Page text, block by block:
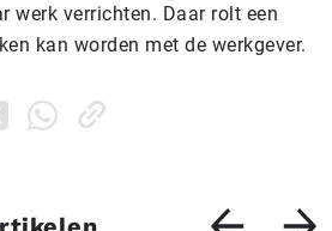
werk verrichten. Daar rolt een
kan worden met de werkgever.